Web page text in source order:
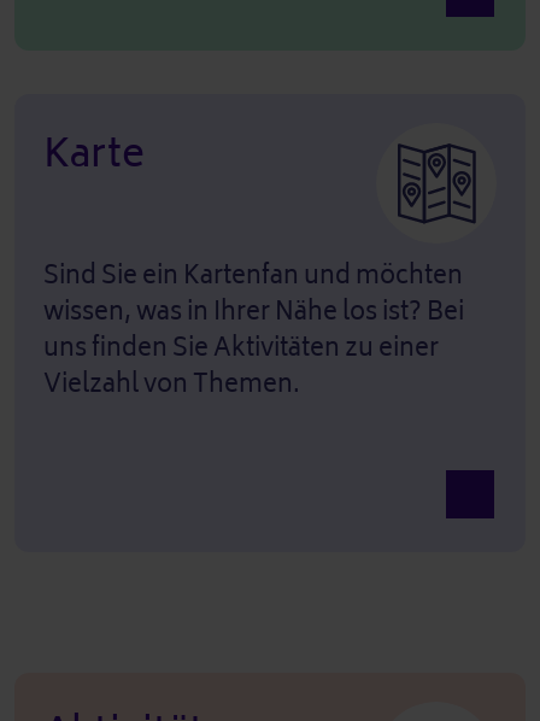
Karte
Sind Sie ein Kartenfan und möchten
wissen, was in Ihrer Nähe los ist? Bei
uns finden Sie Aktivitäten zu einer
Vielzahl von Themen.